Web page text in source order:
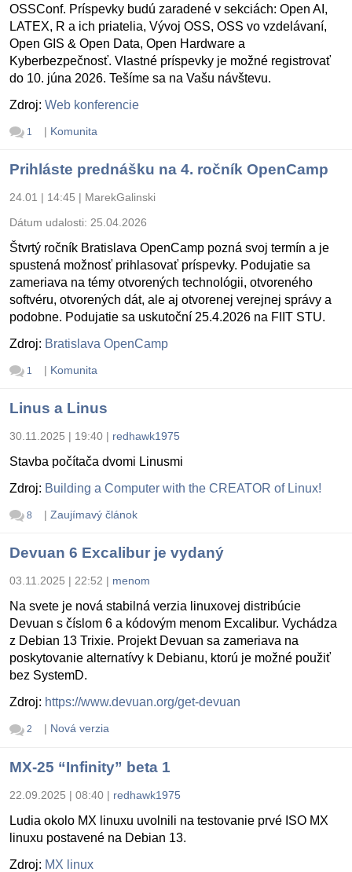
OSSConf. Príspevky budú zaradené v sekciách: Open AI,
LATEX, R a ich priatelia, Vývoj OSS, OSS vo vzdelávaní,
Open GIS & Open Data, Open Hardware a
Kyberbezpečnosť. Vlastné príspevky je možné registrovať
do 10. júna 2026. Tešíme sa na Vašu návštevu.
Zdroj: Web konferencie
1 | Komunita
Prihláste prednášku na 4. ročník OpenCamp
24.01 | 14:45 | MarekGalinski
Dátum udalosti: 25.04.2026
Štvrtý ročník Bratislava OpenCamp pozná svoj termín a je
spustená možnosť prihlasovať príspevky. Podujatie sa
zameriava na témy otvorených technológii, otvoreného
softvéru, otvorených dát, ale aj otvorenej verejnej správy a
podobne. Podujatie sa uskutoční 25.4.2026 na FIIT STU.
Zdroj: Bratislava OpenCamp
1 | Komunita
Linus a Linus
30.11.2025 | 19:40 | redhawk1975
Stavba počítača dvomi Linusmi
Zdroj: Building a Computer with the CREATOR of Linux!
8 | Zaujímavý článok
Devuan 6 Excalibur je vydaný
03.11.2025 | 22:52 | menom
Na svete je nová stabilná verzia linuxovej distribúcie
Devuan s číslom 6 a kódovým menom Excalibur. Vychádza
z Debian 13 Trixie. Projekt Devuan sa zameriava na
poskytovanie alternatívy k Debianu, ktorú je možné použiť
bez SystemD.
Zdroj: https://www.devuan.org/get-devuan
2 | Nová verzia
MX-25 “Infinity” beta 1
22.09.2025 | 08:40 | redhawk1975
Ludia okolo MX linuxu uvolnili na testovanie prvé ISO MX
linuxu postavené na Debian 13.
Zdroj: MX linux